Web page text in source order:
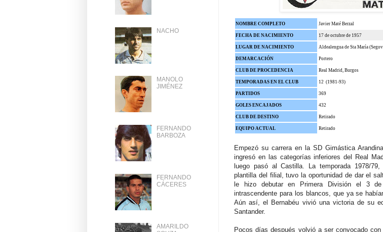
NOMBRE COMPLETO Javier Maté Berzal
FECHA DE NACIMIENTO 17 de octubre de 1957
LUGAR DE NACIMIENTO Aldealengua de Sta María
DEMARCACIÓN Portero
CLUB DE PROCEDENCIA Real Madrid, Burgos
TEMPORADAS EN EL CLUB 12 (1981-93)
PARTIDOS 369
GOLES ENCAJADOS 432
CLUB DE DESTINO Retirado
EQUIPO ACTUAL Retirado
Empezó su carrera en la SD Gimástica
ingresó en las categorías inferiores del Real
luego pasó al Castilla. La temporada 1978/
plantilla del filial, tuvo la oportunidad de dar el
le hizo debutar en Primera División el 3
intrascendente para los blancos, que ya se
Aún así, el Bernabéu vivió una victoria de su
Santander.
Pocos días después volvió a ser convocado
NACHO
MANOLO
JIMÉNEZ
FERNANDO
BARBOZA
FERNANDO
CÁCERES
AMARILDO